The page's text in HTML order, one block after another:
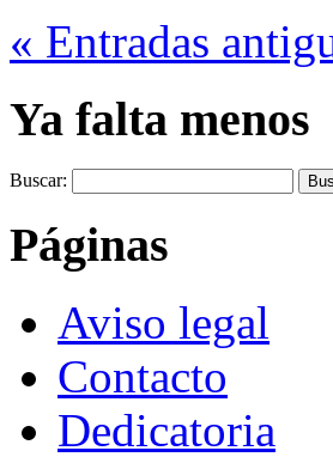
« Entradas
Ya falta menos
Buscar:
Páginas
Aviso legal
Contacto
Dedicatoria